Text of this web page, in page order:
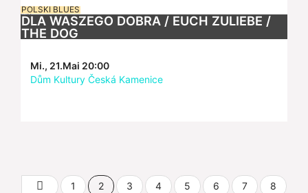
POLSKI BLUES
DLA WASZEGO DOBRA / EUCH ZULIEBE /
THE DOG
Mi., 21.Mai 20:00
Dům Kultury Česká Kamenice
1 2 3 4 5 6 7
8